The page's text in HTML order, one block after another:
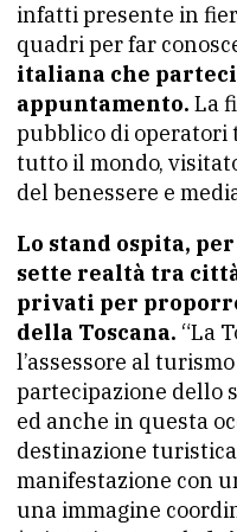
infatti presente in
quadri per far
italiana che
appuntamento. La
pubblico di
tutto il mondo,
del benessere e
Lo stand ospita,
sette realtà tra
privati per
della Toscana. “La
l’assessore al
partecipazione dello
ed anche in questa
destinazione
manifestazione con
una immagine